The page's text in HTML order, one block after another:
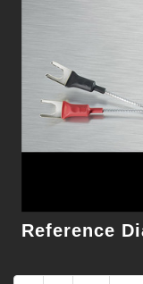
Reference